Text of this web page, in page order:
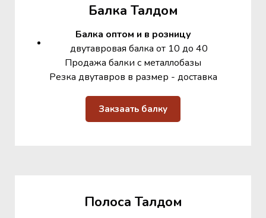
Балка Талдом
Балка оптом и в розницу
двутавровая балка от 10 до 40
Продажа балки с металлобазы
Резка двутавров в размер - доставка
Закзаать балку
Полоса Талдом